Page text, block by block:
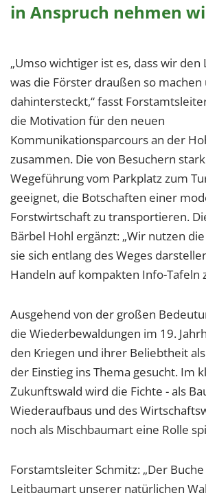
in Anspruch nehmen
„Umso wichtiger ist es, dass wir
was die Förster draußen so machen
dahintersteckt,“ fasst
die Motivation für den neuen
Kommunikationsparcours an der
zusammen. Die von Besuchern
Wegeführung vom Parkplatz zum
geeignet, die Botschaften einer
Forstwirtschaft zu transportieren.
Bärbel Hohl ergänzt: „Wir nutzen
sie sich entlang des Weges
Handeln auf kompakten Info-Tafeln
Ausgehend von der großen
die Wiederbewaldungen im 19.
den Kriegen und ihrer Beliebtheit
der Einstieg ins Thema gesucht. Im
Zukunftswald wird die Fichte - als
Wiederaufbaus und des
noch als Mischbaumart eine Rolle
Forstamtsleiter Schmitz: „Der
Leitbaumart unserer natürlichen